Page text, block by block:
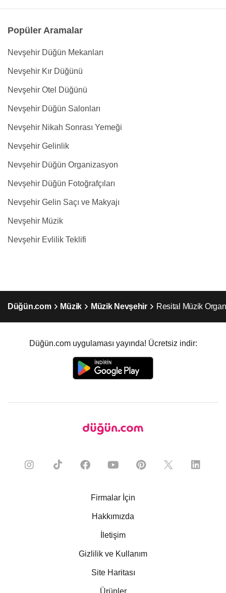
Popüler Aramalar
Nevşehir Düğün Mekanları
Nevşehir Kır Düğünü
Nevşehir Otel Düğünü
Nevşehir Düğün Salonları
Nevşehir Nikah Sonrası Yemeği
Nevşehir Gelinlik
Nevşehir Düğün Organizasyon
Nevşehir Düğün Fotoğrafçıları
Nevşehir Gelin Saçı ve Makyajı
Nevşehir Müzik
Nevşehir Evlilik Teklifi
Düğün.com Müzik Müzik Nevşehir Resital Müzik
Düğün.com uygulaması yayında! Ücretsiz indir:
Firmalar İçin
Hakkımızda
İletişim
Gizlilik ve Kullanım
Site Haritası
Ürünler